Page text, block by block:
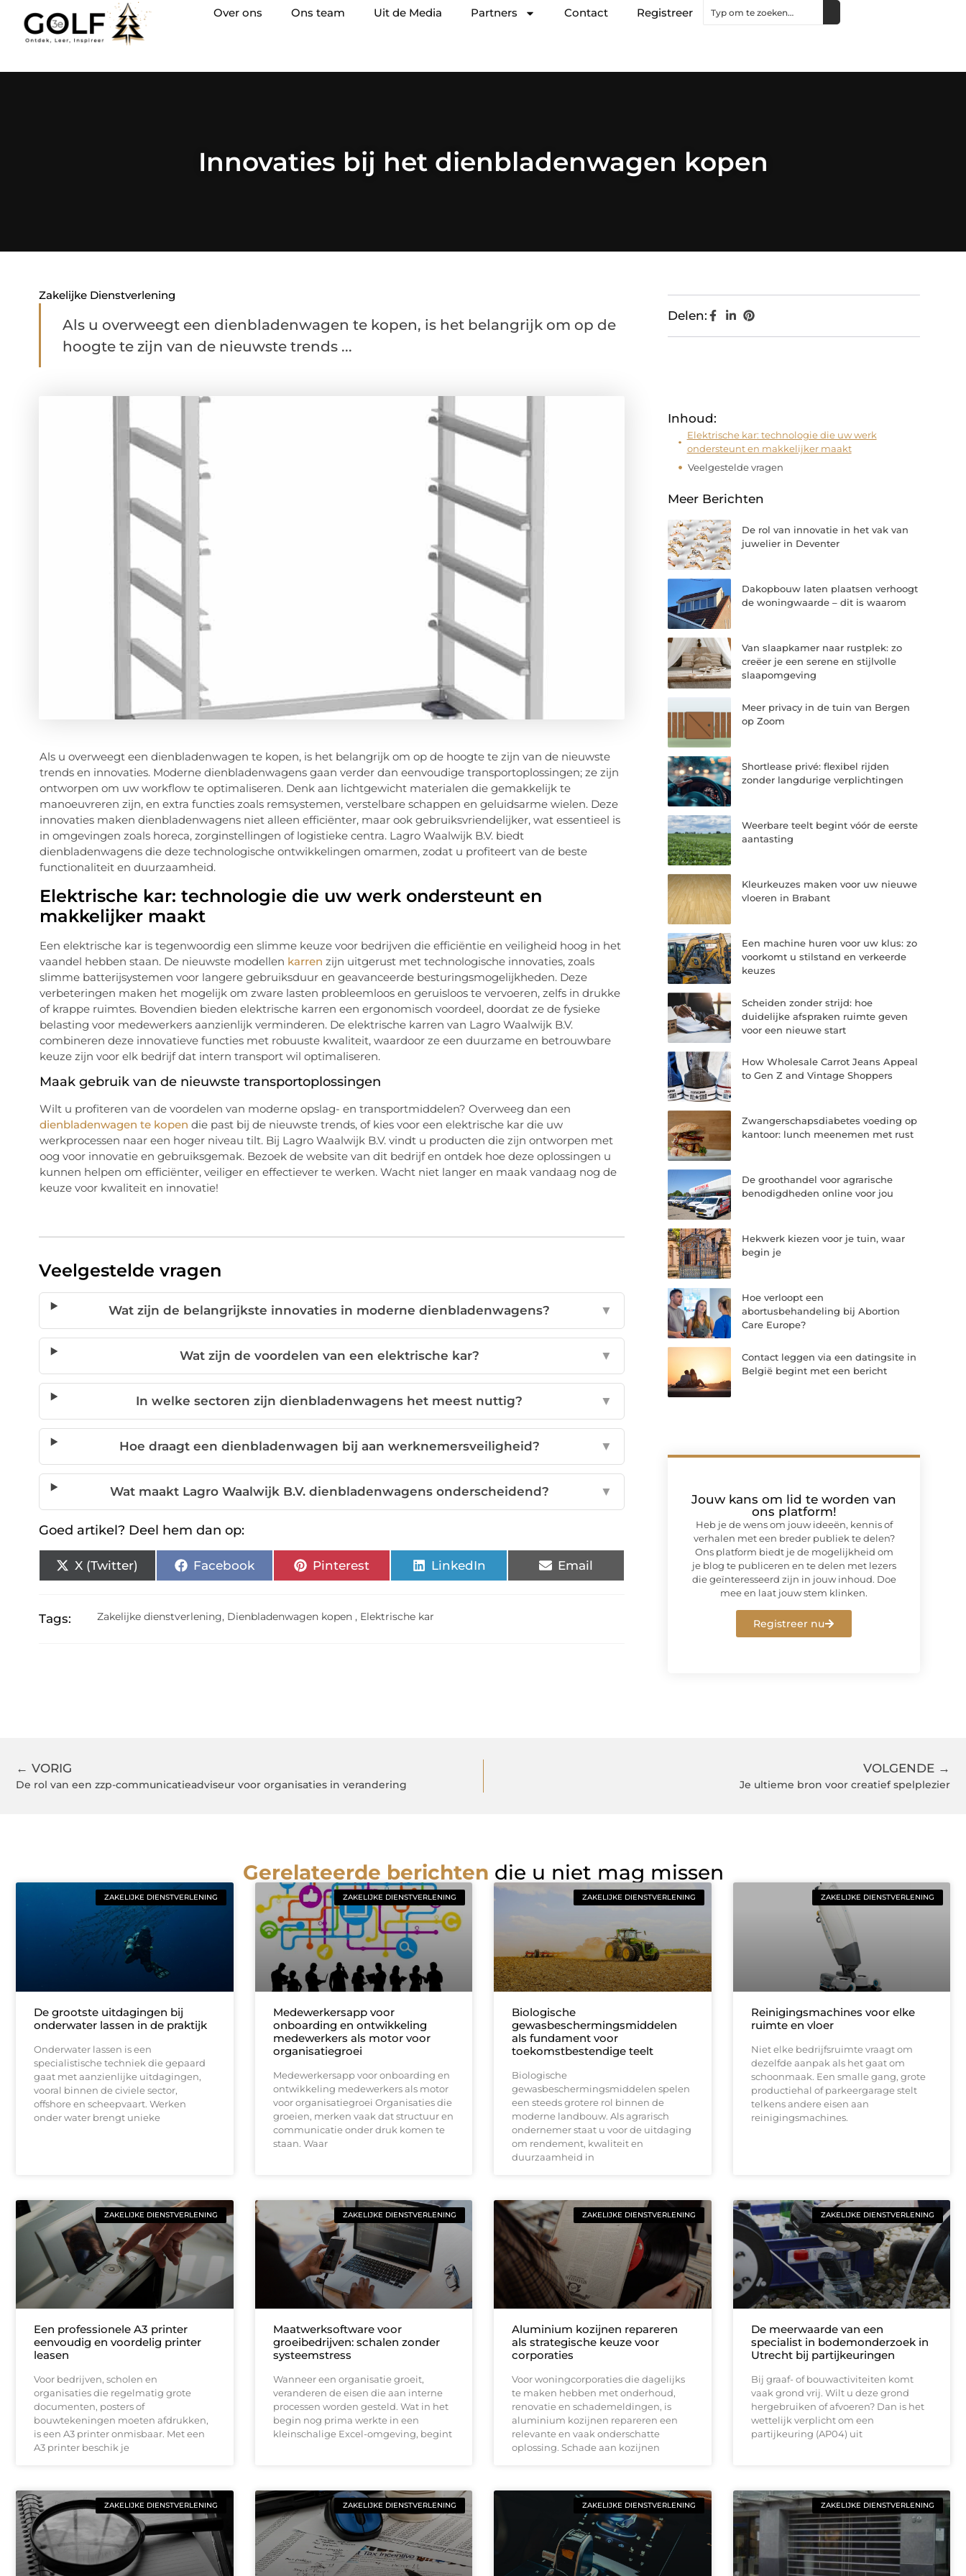
Over ons Ons team Uit de Media Partners Contact Registreer
Innovaties bij het dienbladenwagen kopen
Zakelijke Dienstverlening
Als u overweegt een dienbladenwagen te kopen, is het belangrijk om op de
hoogte te zijn van de nieuwste trends ...
Als u overweegt een dienbladenwagen te kopen, is het belangrijk om op de hoogte te zijn van de nieuwste
trends en innovaties. Moderne dienbladenwagens gaan verder dan eenvoudige transportoplossingen; ze zijn
ontworpen om uw workflow te optimaliseren. Denk aan lichtgewicht materialen die gemakkelijk te
manoeuvreren zijn, en extra functies zoals remsystemen, verstelbare schappen en geluidsarme wielen. Deze
innovaties maken dienbladenwagens niet alleen efficiënter, maar ook gebruiksvriendelijker, wat essentieel is
in omgevingen zoals horeca, zorginstellingen of logistieke centra. Lagro Waalwijk B.V. biedt
dienbladenwagens die deze technologische ontwikkelingen omarmen, zodat u profiteert van de beste
functionaliteit en duurzaamheid.
Elektrische kar: technologie die uw werk ondersteunt en
makkelijker maakt
Een elektrische kar is tegenwoordig een slimme keuze voor bedrijven die efficiëntie en veiligheid hoog in het
vaandel hebben staan. De nieuwste modellen karren zijn uitgerust met technologische innovaties, zoals
slimme batterijsystemen voor langere gebruiksduur en geavanceerde besturingsmogelijkheden. Deze
verbeteringen maken het mogelijk om zware lasten probleemloos en geruisloos te vervoeren, zelfs in drukke
of krappe ruimtes. Bovendien bieden elektrische karren een ergonomisch voordeel, doordat ze de fysieke
belasting voor medewerkers aanzienlijk verminderen. De elektrische karren van Lagro Waalwijk B.V.
combineren deze innovatieve functies met robuuste kwaliteit, waardoor ze een duurzame en betrouwbare
keuze zijn voor elk bedrijf dat intern transport wil optimaliseren.
Maak gebruik van de nieuwste transportoplossingen
Wilt u profiteren van de voordelen van moderne opslag- en transportmiddelen? Overweeg dan een
dienbladenwagen te kopen die past bij de nieuwste trends, of kies voor een elektrische kar die uw
werkprocessen naar een hoger niveau tilt. Bij Lagro Waalwijk B.V. vindt u producten die zijn ontworpen met
oog voor innovatie en gebruiksgemak. Bezoek de website van dit bedrijf en ontdek hoe deze oplossingen u
kunnen helpen om efficiënter, veiliger en effectiever te werken. Wacht niet langer en maak vandaag nog de
keuze voor kwaliteit en innovatie!
Veelgestelde vragen
Wat zijn de belangrijkste innovaties in moderne dienbladenwagens? ▼
Wat zijn de voordelen van een elektrische kar? ▼
In welke sectoren zijn dienbladenwagens het meest nuttig? ▼
Hoe draagt een dienbladenwagen bij aan werknemersveiligheid? ▼
Wat maakt Lagro Waalwijk B.V. dienbladenwagens onderscheidend? ▼
Goed artikel? Deel hem dan op:
X (Twitter) Facebook Pinterest LinkedIn Email
Tags: Zakelijke dienstverlening, Dienbladenwagen kopen , Elektrische kar
Delen:
Inhoud:
Elektrische kar: technologie die uw werk
ondersteunt en makkelijker maakt
Veelgestelde vragen
Meer Berichten
De rol van innovatie in het vak van
juwelier in Deventer
Dakopbouw laten plaatsen verhoogt
de woningwaarde – dit is waarom
Van slaapkamer naar rustplek: zo
creëer je een serene en stijlvolle
slaapomgeving
Meer privacy in de tuin van Bergen
op Zoom
Shortlease privé: flexibel rijden
zonder langdurige verplichtingen
Weerbare teelt begint vóór de eerste
aantasting
Kleurkeuzes maken voor uw nieuwe
vloeren in Brabant
Een machine huren voor uw klus: zo
voorkomt u stilstand en verkeerde
keuzes
Scheiden zonder strijd: hoe
duidelijke afspraken ruimte geven
voor een nieuwe start
How Wholesale Carrot Jeans Appeal
to Gen Z and Vintage Shoppers
Zwangerschapsdiabetes voeding op
kantoor: lunch meenemen met rust
De groothandel voor agrarische
benodigdheden online voor jou
Hekwerk kiezen voor je tuin, waar
begin je
Hoe verloopt een
abortusbehandeling bij Abortion
Care Europe?
Contact leggen via een datingsite in
België begint met een bericht
Jouw kans om lid te worden van
ons platform!
Heb je de wens om jouw ideeën, kennis of
verhalen met een breder publiek te delen?
Ons platform biedt je de mogelijkheid om
je blog te publiceren en te delen met lezers
die geïnteresseerd zijn in jouw inhoud. Doe
mee en laat jouw stem klinken.
Registreer nu
← VORIG
De rol van een zzp-communicatieadviseur voor organisaties in verandering
VOLGENDE →
Je ultieme bron voor creatief spelplezier
Gerelateerde berichten die u niet mag missen
ZAKELIJKE DIENSTVERLENING
De grootste uitdagingen bij
onderwater lassen in de praktijk
Onderwater lassen is een
specialistische techniek die gepaard
gaat met aanzienlijke uitdagingen,
vooral binnen de civiele sector,
offshore en scheepvaart. Werken
onder water brengt unieke
ZAKELIJKE DIENSTVERLENING
Medewerkersapp voor
onboarding en ontwikkeling
medewerkers als motor voor
organisatiegroei
Medewerkersapp voor onboarding en
ontwikkeling medewerkers als motor
voor organisatiegroei Organisaties die
groeien, merken vaak dat structuur en
communicatie onder druk komen te
staan. Waar
ZAKELIJKE DIENSTVERLENING
Biologische
gewasbeschermingsmiddelen
als fundament voor
toekomstbestendige teelt
Biologische
gewasbeschermingsmiddelen spelen
een steeds grotere rol binnen de
moderne landbouw. Als agrarisch
ondernemer staat u voor de uitdaging
om rendement, kwaliteit en
duurzaamheid in
ZAKELIJKE DIENSTVERLENING
Reinigingsmachines voor elke
ruimte en vloer
Niet elke bedrijfsruimte vraagt om
dezelfde aanpak als het gaat om
schoonmaak. Een smalle gang, grote
productiehal of parkeergarage stelt
telkens andere eisen aan
reinigingsmachines.
ZAKELIJKE DIENSTVERLENING
Een professionele A3 printer
eenvoudig en voordelig printer
leasen
Voor bedrijven, scholen en
organisaties die regelmatig grote
documenten, posters of
bouwtekeningen moeten afdrukken,
is een A3 printer onmisbaar. Met een
A3 printer beschik je
ZAKELIJKE DIENSTVERLENING
Maatwerksoftware voor
groeibedrijven: schalen zonder
systeemstress
Wanneer een organisatie groeit,
veranderen de eisen die aan interne
processen worden gesteld. Wat in het
begin nog prima werkte in een
kleinschalige Excel-omgeving, begint
ZAKELIJKE DIENSTVERLENING
Aluminium kozijnen repareren
als strategische keuze voor
corporaties
Voor woningcorporaties die dagelijks
te maken hebben met onderhoud,
renovatie en schademeldingen, is
aluminium kozijnen repareren een
relevante en vaak onderschatte
oplossing. Schade aan kozijnen
ZAKELIJKE DIENSTVERLENING
De meerwaarde van een
specialist in bodemonderzoek in
Utrecht bij partijkeuringen
Bij graaf- of bouwactiviteiten komt
vaak grond vrij. Wilt u deze grond
hergebruiken of afvoeren? Dan is het
wettelijk verplicht om een
partijkeuring (AP04) uit
ZAKELIJKE DIENSTVERLENING ZAKELIJKE DIENSTVERLENING ZAKELIJKE DIENSTVERLENING ZAKELIJKE DIENSTVERLENING